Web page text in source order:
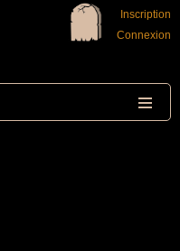
Inscription
Connexion